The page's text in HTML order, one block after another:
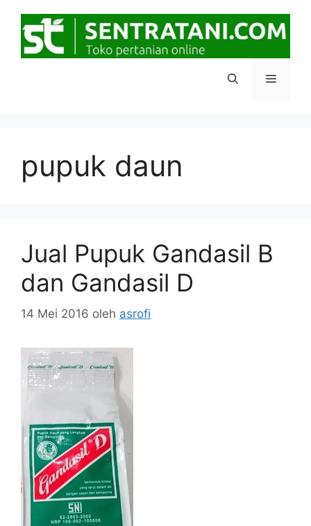
Menu
pupuk daun
Jual Pupuk Gandasil B
dan Gandasil D
14 Mei 2016 oleh asrofi